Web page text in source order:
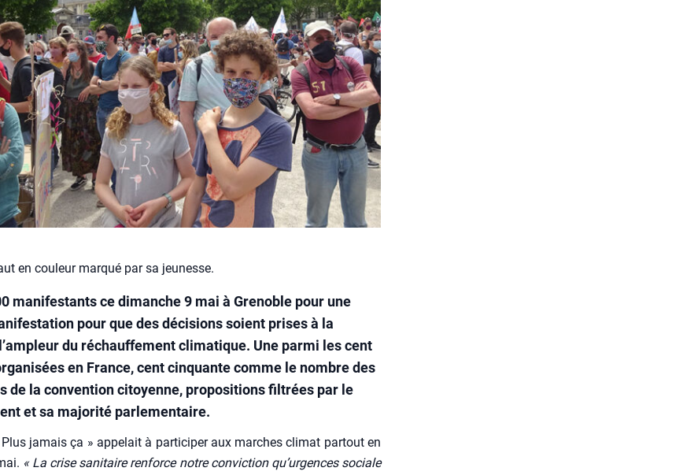
en couleur marqué par sa jeunesse.
manifestants ce dimanche 9 mai à Grenoble pour une
pour que des décisions soient prises à la
du réchauffement climatique. Une parmi les cent
en France, cent cinquante comme le nombre des
de la convention citoyenne, propositions filtrées par le
et sa majorité parlementaire.
jamais ça » appe­lait à par­ti­ci­per aux marches cli­mat par­tout en
« La crise sani­taire ren­force notre convic­tion qu’urgences sociale